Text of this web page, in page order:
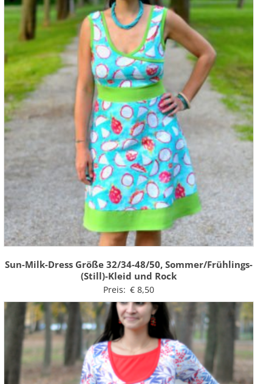
Sun-Milk-Dress Größe 32/34-48/50, Sommer/Frühlings-
(Still)-Kleid und Rock
Preis: €8,50